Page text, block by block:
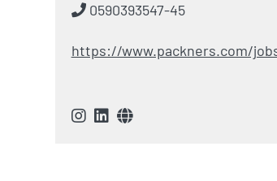
0590393547-45
https://www.packners.com/